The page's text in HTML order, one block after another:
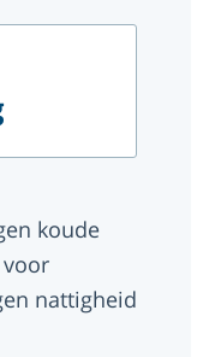
koude
nattigheid